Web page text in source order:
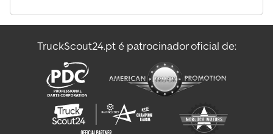
Transportador De Automóveis
Transportador De Cavalos/Carneiros
TruckScout24.pt é patrocinador oficial de: